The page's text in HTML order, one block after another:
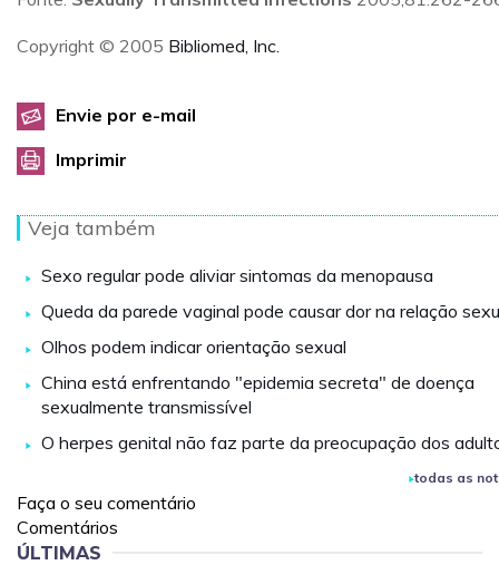
Copyright © 2005 Bibliomed, Inc.
Envie por e-mail
Imprimir
Veja também
Sexo regular pode aliviar sintomas da menopausa
Queda da parede vaginal pode causar dor na relação
Olhos podem indicar orientação sexual
China está enfrentando "epidemia secreta" de doença
sexualmente transmissível
O herpes genital não faz parte da preocupação dos
todas as
Faça o seu comentário
Comentários
ÚLTIMAS